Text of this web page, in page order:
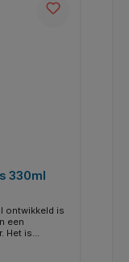
330ml
ontwikkeld is
een
Het is